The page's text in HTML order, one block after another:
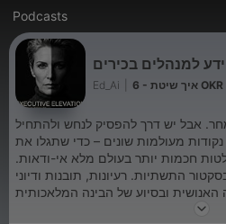
Podcasts
למנהלים בכירים
Ed_Ai
אבל יש דרך להפסיק לנחש ולהתחיל
נקודות מעולמות שונים – כדי שתגלו את
חכמות יותר בעולם מלא אי-ודאות.
התשתיות. רעיונות, תובנות ודיוני
האנושית ובסיוע של הבינה המלאכותית
הצעת לשיפור ולשדרוג מתקבלו